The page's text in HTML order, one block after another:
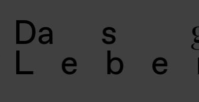
Da s
L e b